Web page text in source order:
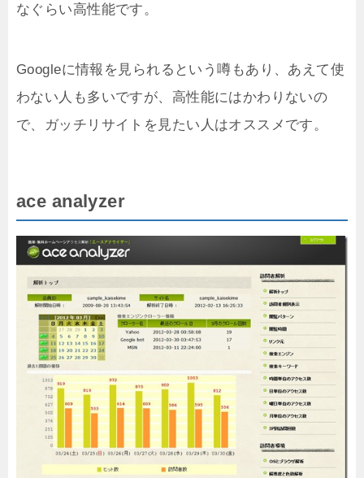
なぐらい高性能です。
Googleに情報を見られるという噂もあり、あえて使
わない人も多いですが、高性能にはかわりないの
で、ガッチリサイトを見たい人はオススメです。
ace analyzer